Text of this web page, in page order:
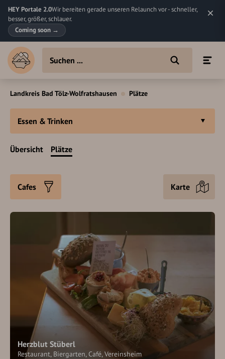
HEY Portale 2.0Wir bereiten gerade unseren Relaunch vor - schneller,
besser, größer, schlauer.
Coming soon →
Landkreis Bad Tölz-Wolfratshausen Plätze
Essen & Trinken
Übersicht Plätze
Cafes Karte
Herzblut Stüberl
Restaurant, Biergarten, Café, Vereinsheim